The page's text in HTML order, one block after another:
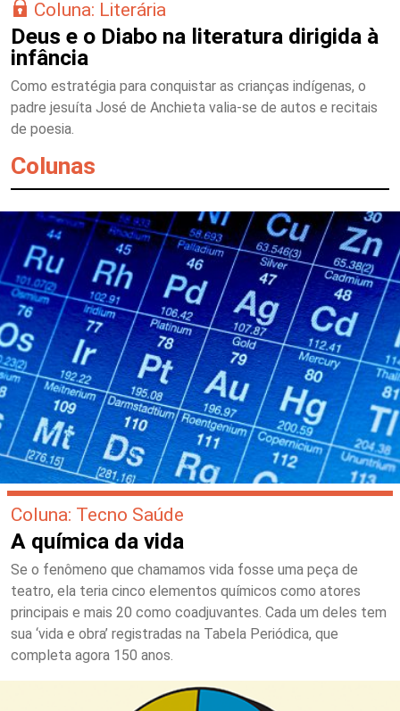
Coluna: Literária
Deus e o Diabo na literatura dirigida à
infância
Como estratégia para conquistar as crianças indígenas, o
padre jesuíta José de Anchieta valia-se de autos e recitais
de poesia.
Colunas
Coluna: Tecno Saúde
A química da vida
Se o fenômeno que chamamos vida fosse uma peça de
teatro, ela teria cinco elementos químicos como atores
principais e mais 20 como coadjuvantes. Cada um deles tem
sua ‘vida e obra’ registradas na Tabela Periódica, que
completa agora 150 anos.